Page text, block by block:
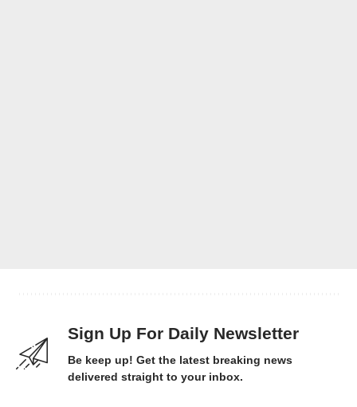
Sign Up For Daily Newsletter
Be keep up! Get the latest breaking news
delivered straight to your inbox.